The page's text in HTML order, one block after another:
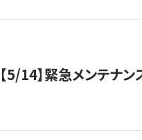
【5/14】緊急メンテナ